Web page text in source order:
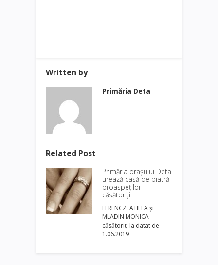
Written by
Primăria Deta
Related Post
Primăria oraşului Deta
urează casă de piatră
proaspeţilor
căsătoriţi:
FERENCZI ATILLA şi
MLADIN MONICA-
căsătoriți la datat de
1.06.2019